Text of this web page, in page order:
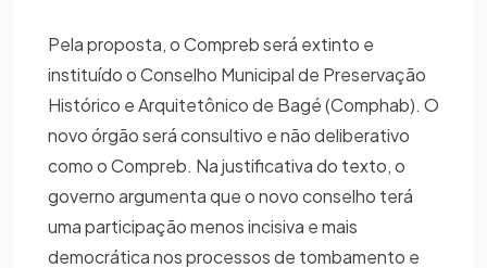
Pela proposta, o Compreb será extinto e
instituído o Conselho Municipal de Preservação
Histórico e Arquitetônico de Bagé (Comphab). O
novo órgão será consultivo e não deliberativo
como o Compreb. Na justificativa do texto, o
governo argumenta que o novo conselho terá
uma participação menos incisiva e mais
democrática nos processos de tombamento e